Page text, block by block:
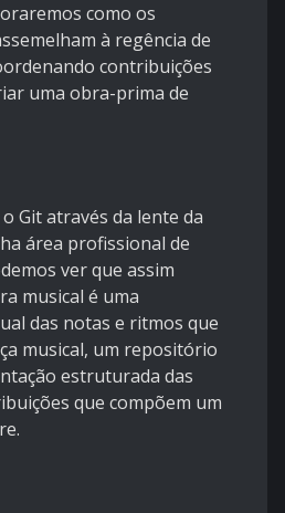
como os
à regência de
contribuições
uma obra-prima de
Git através da lente da
área profissional de
ver que assim
musical é uma
das notas e ritmos que
musical, um repositório
estruturada das
que compõem um